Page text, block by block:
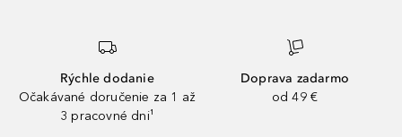
Rýchle dodanie
Očakávané doručenie za 1 až
3 pracovné dni¹
Doprava zadarmo
od 49 €